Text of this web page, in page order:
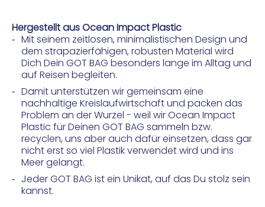
Hergestellt aus Ocean Impact Plastic
Mit seinem zeitlosen, minimalistischen Design und
dem strapazierfähigen, robusten Material wird
Dich Dein GOT BAG besonders lange im Alltag und
auf Reisen begleiten.
Damit unterstützen wir gemeinsam eine
nachhaltige Kreislaufwirtschaft und packen das
Problem an der Wurzel - weil wir Ocean Impact
Plastic für Deinen GOT BAG sammeln bzw.
recyclen, uns aber auch dafür einsetzen, dass gar
nicht erst so viel Plastik verwendet wird und ins
Meer gelangt.
Jeder GOT BAG ist ein Unikat, auf das Du stolz sein
kannst.